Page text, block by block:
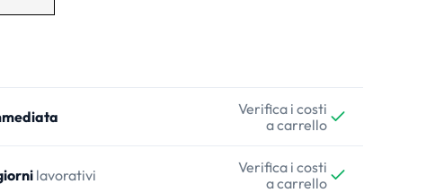
Verifica i costi
a carrello
lavorativi
Verifica i costi
a carrello